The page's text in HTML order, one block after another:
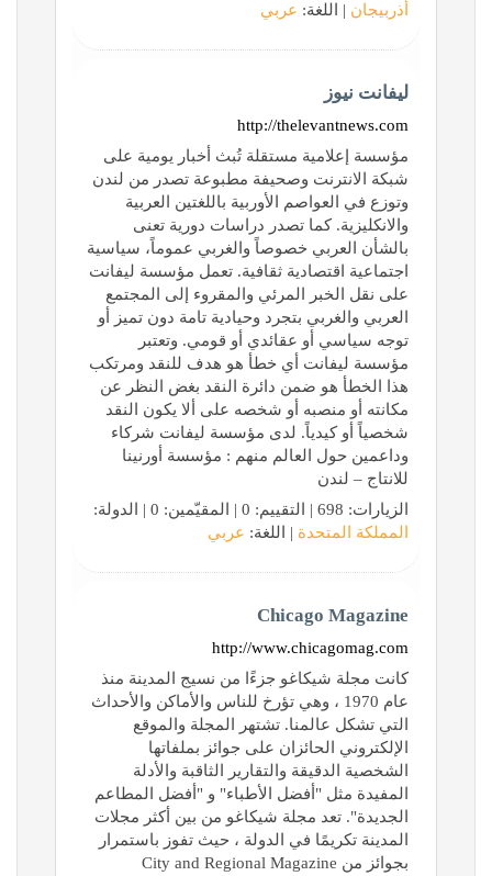
أذربيجان | اللغة: عربي
ليفانت نيوز
http://thelevantnews.com
مؤسسة إعلامية مستقلة تُبث أخبار يومية على
شبكة الانترنت وصحيفة مطبوعة تصدر من لندن
وتوزع في العواصم الأوربية باللغتين العربية
والانكليزية. كما تصدر دراسات دورية تعنى
بالشأن العربي خصوصاً والغربي عموماً، سياسية
اجتماعية اقتصادية ثقافية. تعمل مؤسسة ليفانت
على نقل الخبر المرئي والمقروء إلى المجتمع
العربي والغربي بتجرد وحيادية تامة دون تميز أو
توجه سياسي أو عقائدي أو قومي. وتعتبر
مؤسسة ليفانت أي خطأ هو هدف للنقد ومرتكب
هذا الخطأ هو ضمن دائرة النقد بغض النظر عن
مكانته أو منصبه أو شخصه على ألا يكون النقد
شخصياً أو كيدياً. لدى مؤسسة ليفانت شركاء
وداعمين حول العالم منهم : مؤسسة أورنينا
للانتاج – لندن
الزيارات: 698 | التقييم: 0 | المقيّمين: 0 | الدولة:
المملكة المتحدة | اللغة: عربي
Chicago Magazine
http://www.chicagomag.com
كانت مجلة شيكاغو جزءًا من نسيج المدينة منذ
عام 1970 ، وهي تؤرخ للناس والأماكن والأحداث
التي تشكل عالمنا. تشتهر المجلة والموقع
الإلكتروني الحائزان على جوائز بملفاتها
الشخصية الدقيقة والتقارير الثاقبة والأدلة
المفيدة مثل "أفضل الأطباء" و "أفضل المطاعم
الجديدة". تعد مجلة شيكاغو من بين أكثر مجلات
المدينة تكريمًا في الدولة ، حيث تفوز باستمرار
بجوائز من City and Regional Magazine